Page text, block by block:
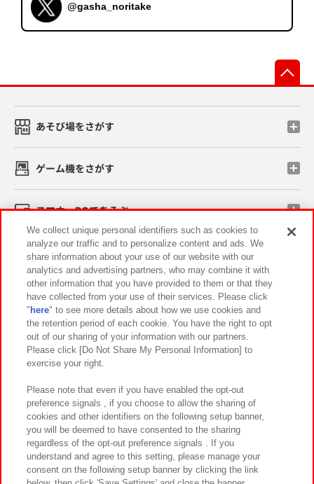
@gasha_noritake
あそび場をさがす
ゲーム機をさがす
スマホ・PCであそぶ
イベント・キャンペーン
関連会社 サステナビリティ サイトポリシー
プライバシーポリシー ウェブアクセシビリティ方針と検証結果
お取引先さまとともに
カスタマーハラスメント対応方針 よくあるご質問・お問い合わせ
We collect unique personal identifiers such as cookies to
analyze our traffic and to personalize content and ads. We
share information about your use of our website with our
analytics and advertising partners, who may combine it with
other information that you have provided to them or that they
have collected from your use of their services. Please click
" here" to see more details about how we use cookies and
the retention period of each cookie. You have the right to opt
out of our sharing of your information with our partners.
Please click [Do Not Share My Personal Information] to
exercise your right.
Please note that even if you have enabled the opt-out
preference signals , if you choose to allow the sharing of
cookies and other identifiers on the following setup banner,
you will be deemed to have consented to the sharing
regardless of the opt-out preference signals . If you
understand and agree to this setting, please manage your
consent on the following setup banner by clicking the link